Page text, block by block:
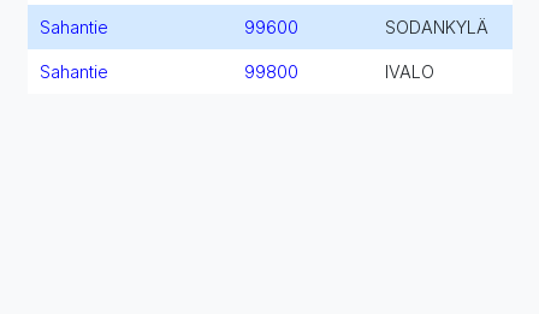
Sahantie 99600 SODANKYLÄ
Sahantie 99800 IVALO